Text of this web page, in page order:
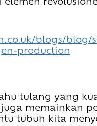
blogs/
production
tulang yang
memainkan
tubuh kita